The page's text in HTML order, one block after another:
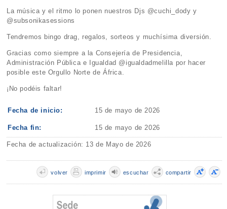
La música y el ritmo lo ponen nuestros Djs @cuchi_dody y
@subsonikasessions
Tendremos bingo drag, regalos, sorteos y muchísima diversión.
Gracias como siempre a la Consejería de Presidencia,
Administración Pública e Igualdad @igualdadmelilla por hacer
posible este Orgullo Norte de África.
¡No podéis faltar!
Fecha de inicio: 15 de mayo de 2026
Fecha fin: 15 de mayo de 2026
Fecha de actualización: 13 de Mayo de 2026
compartir
escuchar
imprimir
volver